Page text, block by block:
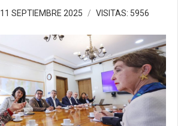
11 SEPTIEMBRE 2025 VISITAS: 5956